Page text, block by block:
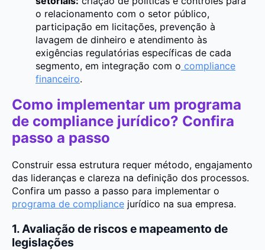
o relacionamento com o setor público,
participação em licitações, prevenção à
lavagem de dinheiro e atendimento às
exigências regulatórias específicas de cada
segmento, em integração com o compliance
financeiro.
Como implementar um programa
de compliance jurídico? Confira
passo a passo
Construir essa estrutura requer método, engajamento
das lideranças e clareza na definição dos processos.
Confira um passo a passo para implementar o
programa de compliance jurídico na sua empresa.
1. Avaliação de riscos e mapeamento de
legislações